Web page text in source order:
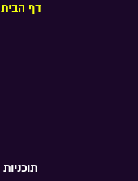
דף הבית
תוכניות